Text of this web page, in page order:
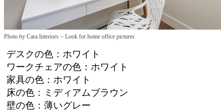
Photo by Cara Interiors – Look for home office pictures
デスクの色：ホワイト
ワークチェアの色：ホワイト
家具の色：ホワイト
床の色：ミディアムブラウン
壁の色：薄いグレー